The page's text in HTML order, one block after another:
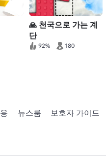
🙏 천국으로 가는 계
단
92% 180
뉴스룸 보호자 가이드